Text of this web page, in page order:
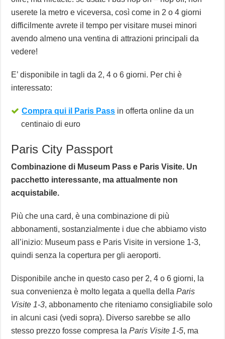
userete la metro e viceversa, così come in 2 o 4 giorni
difficilmente avrete il tempo per visitare musei minori
avendo almeno una ventina di attrazioni principali da
vedere!
E’ disponibile in tagli da 2, 4 o 6 giorni. Per chi è
interessato:
Compra qui il Paris Pass in offerta online da un
centinaio di euro
Paris City Passport
Combinazione di Museum Pass e Paris Visite. Un
pacchetto interessante, ma attualmente non
acquistabile.
Più che una card, è una combinazione di più
abbonamenti, sostanzialmente i due che abbiamo visto
all’inizio: Museum pass e Paris Visite in versione 1-3,
quindi senza la copertura per gli aeroporti.
Disponibile anche in questo caso per 2, 4 o 6 giorni, la
sua convenienza è molto legata a quella dellaParis
Visite 1-3, abbonamento che riteniamo consigliabile solo
in alcuni casi (vedi sopra). Diverso sarebbe se allo
stesso prezzo fosse compresa laParis Visite 1-5, ma